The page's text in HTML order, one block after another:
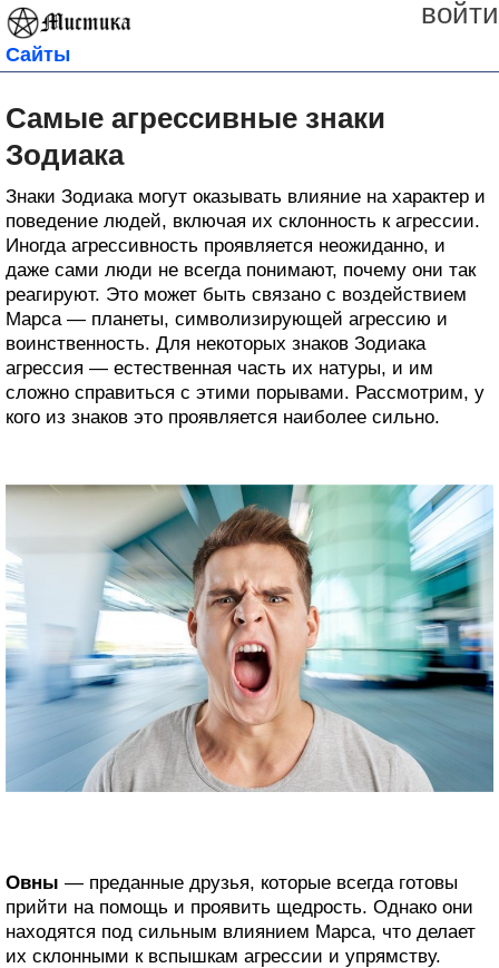
войти
Сайты
Самые агрессивные знаки
Зодиака
Знаки Зодиака могут оказывать влияние на характер и
поведение людей, включая их склонность к агрессии.
Иногда агрессивность проявляется неожиданно, и
даже сами люди не всегда понимают, почему они так
реагируют. Это может быть связано с воздействием
Марса — планеты, символизирующей агрессию и
воинственность. Для некоторых знаков Зодиака
агрессия — естественная часть их натуры, и им
сложно справиться с этими порывами. Рассмотрим, у
кого из знаков это проявляется наиболее сильно.
Овны — преданные друзья, которые всегда готовы
прийти на помощь и проявить щедрость. Однако они
находятся под сильным влиянием Марса, что делает
их склонными к вспышкам агрессии и упрямству.